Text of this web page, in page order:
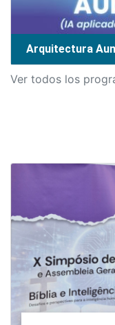
Arquitectura
Ver todos los